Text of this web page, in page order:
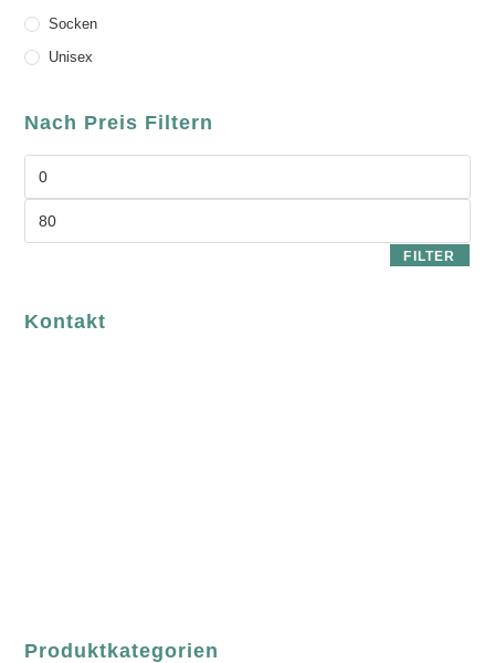
Socken
Unisex
Nach Preis Filtern
FILTER
Kontakt
Produktkategorien